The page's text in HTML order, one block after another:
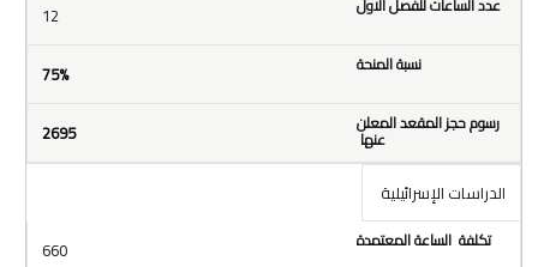
12
75%
2695
الدراسات الإسرائيلية
660